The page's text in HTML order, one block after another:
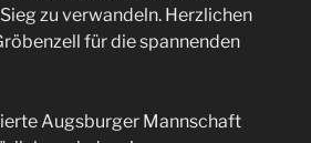
zu verwandeln. Herzlichen
für die spannenden
Augsburger Mannschaft